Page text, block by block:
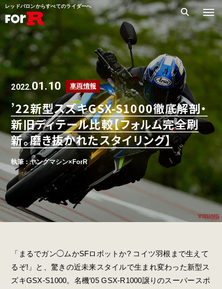
レッドバロンからすべてのライダーへ
2022.01.10 車両情報
’22新型スズキGSX-S1000徹底解剖・
新旧ディテール比較【フォルム完全刷
新。磨き抜かれたスタイリング】
執筆 : ヤングマシン×ForR
「まるでガン◯ムかSFロボットか? コイツ羽根まで生えて
るぞ!」と、驚きの近未来スタイルで生まれ変わった新型ス
ズキGSX-S1000。名機’05 GSX-R1000譲りのスーパースポ